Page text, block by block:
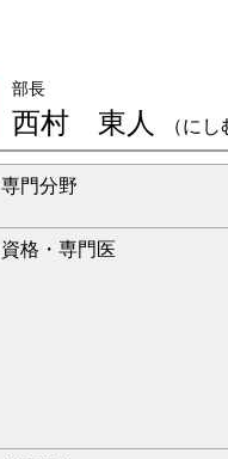
部長
西村 東人 （に
専門分野
資格・専門医